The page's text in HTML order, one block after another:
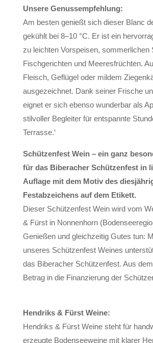
Unsere Genussempfehlung:
Am besten genießt sich dieser Blanc
gekühlt bei 8–10 °C. Er ist ein
zu leichten Vorspeisen, sommerlichen
Fischgerichten und Meeresfrüchten.
Fleisch, Geflügel oder mildem
ausgezeichnet. Dank seiner Frische
eignet er sich ebenso wunderbar als
stilvoller Begleiter für entspannte
Terrasse.‘
Schützenfest Wein – ein ganz
für das Biberacher Schützenfest in
Auflage mit dem Motiv des
Festabzeichens auf dem Etikett.
Dieser Schützenfest Wein wird vom
& Fürst in Nonnenhorn
Genießen und gleichzeitig Gutes tun:
unseres Schützenfest Weines
das Biberacher Schützenfest. Aus
Betrag in die Finanzierung der
Hendriks & Fürst Weine:
Hendriks & Fürst Weine steht für
erzeugte Bodenseeweine mit klarer